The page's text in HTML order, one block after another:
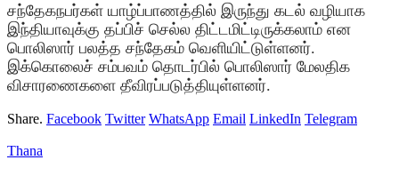
சந்தேகநபர்கள் யாழ்ப்பாணத்தில் இருந்து கடல் வழியாக
இந்தியாவுக்கு தப்பிச் செல்ல திட்டமிட்டிருக்கலாம் என
பொலிஸார் பலத்த சந்தேகம் வெளியிட்டுள்ளனர்.
இக்கொலைச் சம்பவம் தொடர்பில் பொலிஸார் மேலதிக
விசாரணைகளை தீவிரப்படுத்தியுள்ளனர்.
Share. Facebook Twitter WhatsApp Email LinkedIn Telegram
Thana